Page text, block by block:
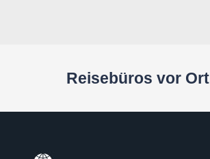
Reisebüros vor Ort